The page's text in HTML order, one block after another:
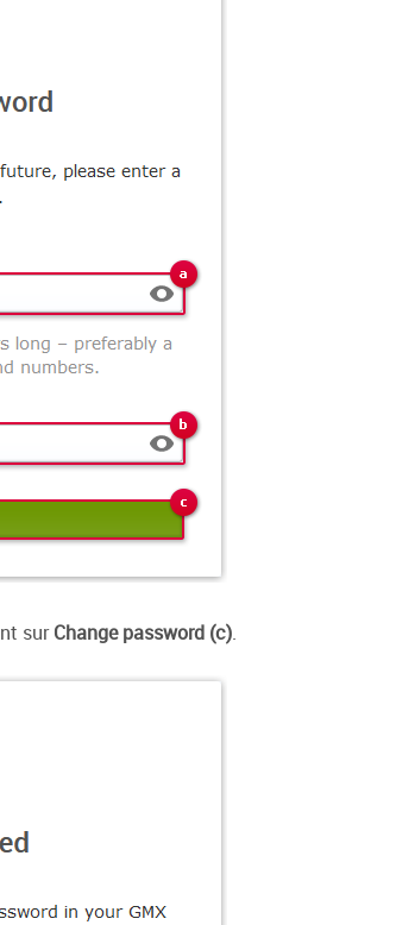
surChange password (c).